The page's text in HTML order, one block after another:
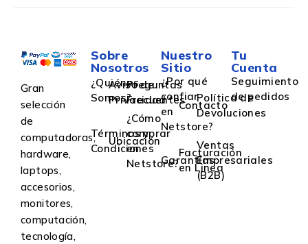
Gran
selección
de
computadoras,
hardware,
laptops,
accesorios,
monitores,
computación,
tecnología,
Sobre
Nosotros
¿Quiénes
Somos?
Aviso de
Privacidad
Preguntas
Frecuentes
Términos y
Condiciones
Ubicación
¿Cómo
comprar
en
Netstore?
Nuestro
Sitio
¿Por qué
confiar
en
Netstore?
Contacto
Política de
Devoluciones
Garantías
Facturación
en Linea
Ventas
Empresariales
(B2B)
Tu
Cuenta
Seguimiento
de pedidos